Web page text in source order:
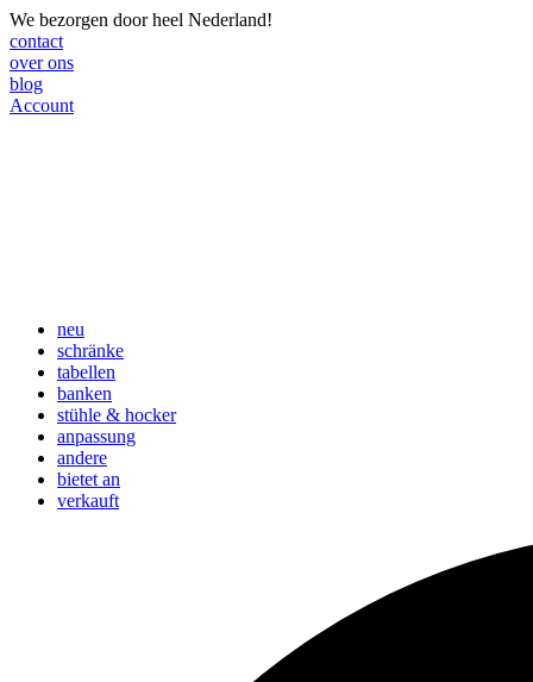
We bezorgen door heel Nederland!
contact
over ons
blog
Account
neu
schränke
tabellen
banken
stühle & hocker
anpassung
andere
bietet an
verkauft